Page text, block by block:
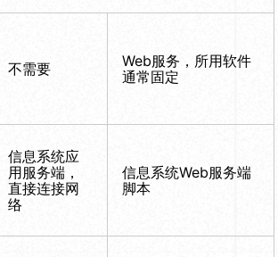
不需要
Web服务，所用软件
通常固定
信息系统应
用服务端，
直接连接网
络
信息系统Web服务端
脚本